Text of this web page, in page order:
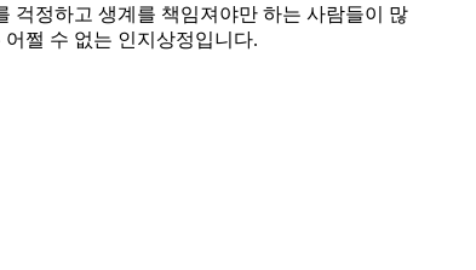
걱정하고 생계를 책임져야만 하는 사람들이 많
쩔 수 없는 인지상정입니다.